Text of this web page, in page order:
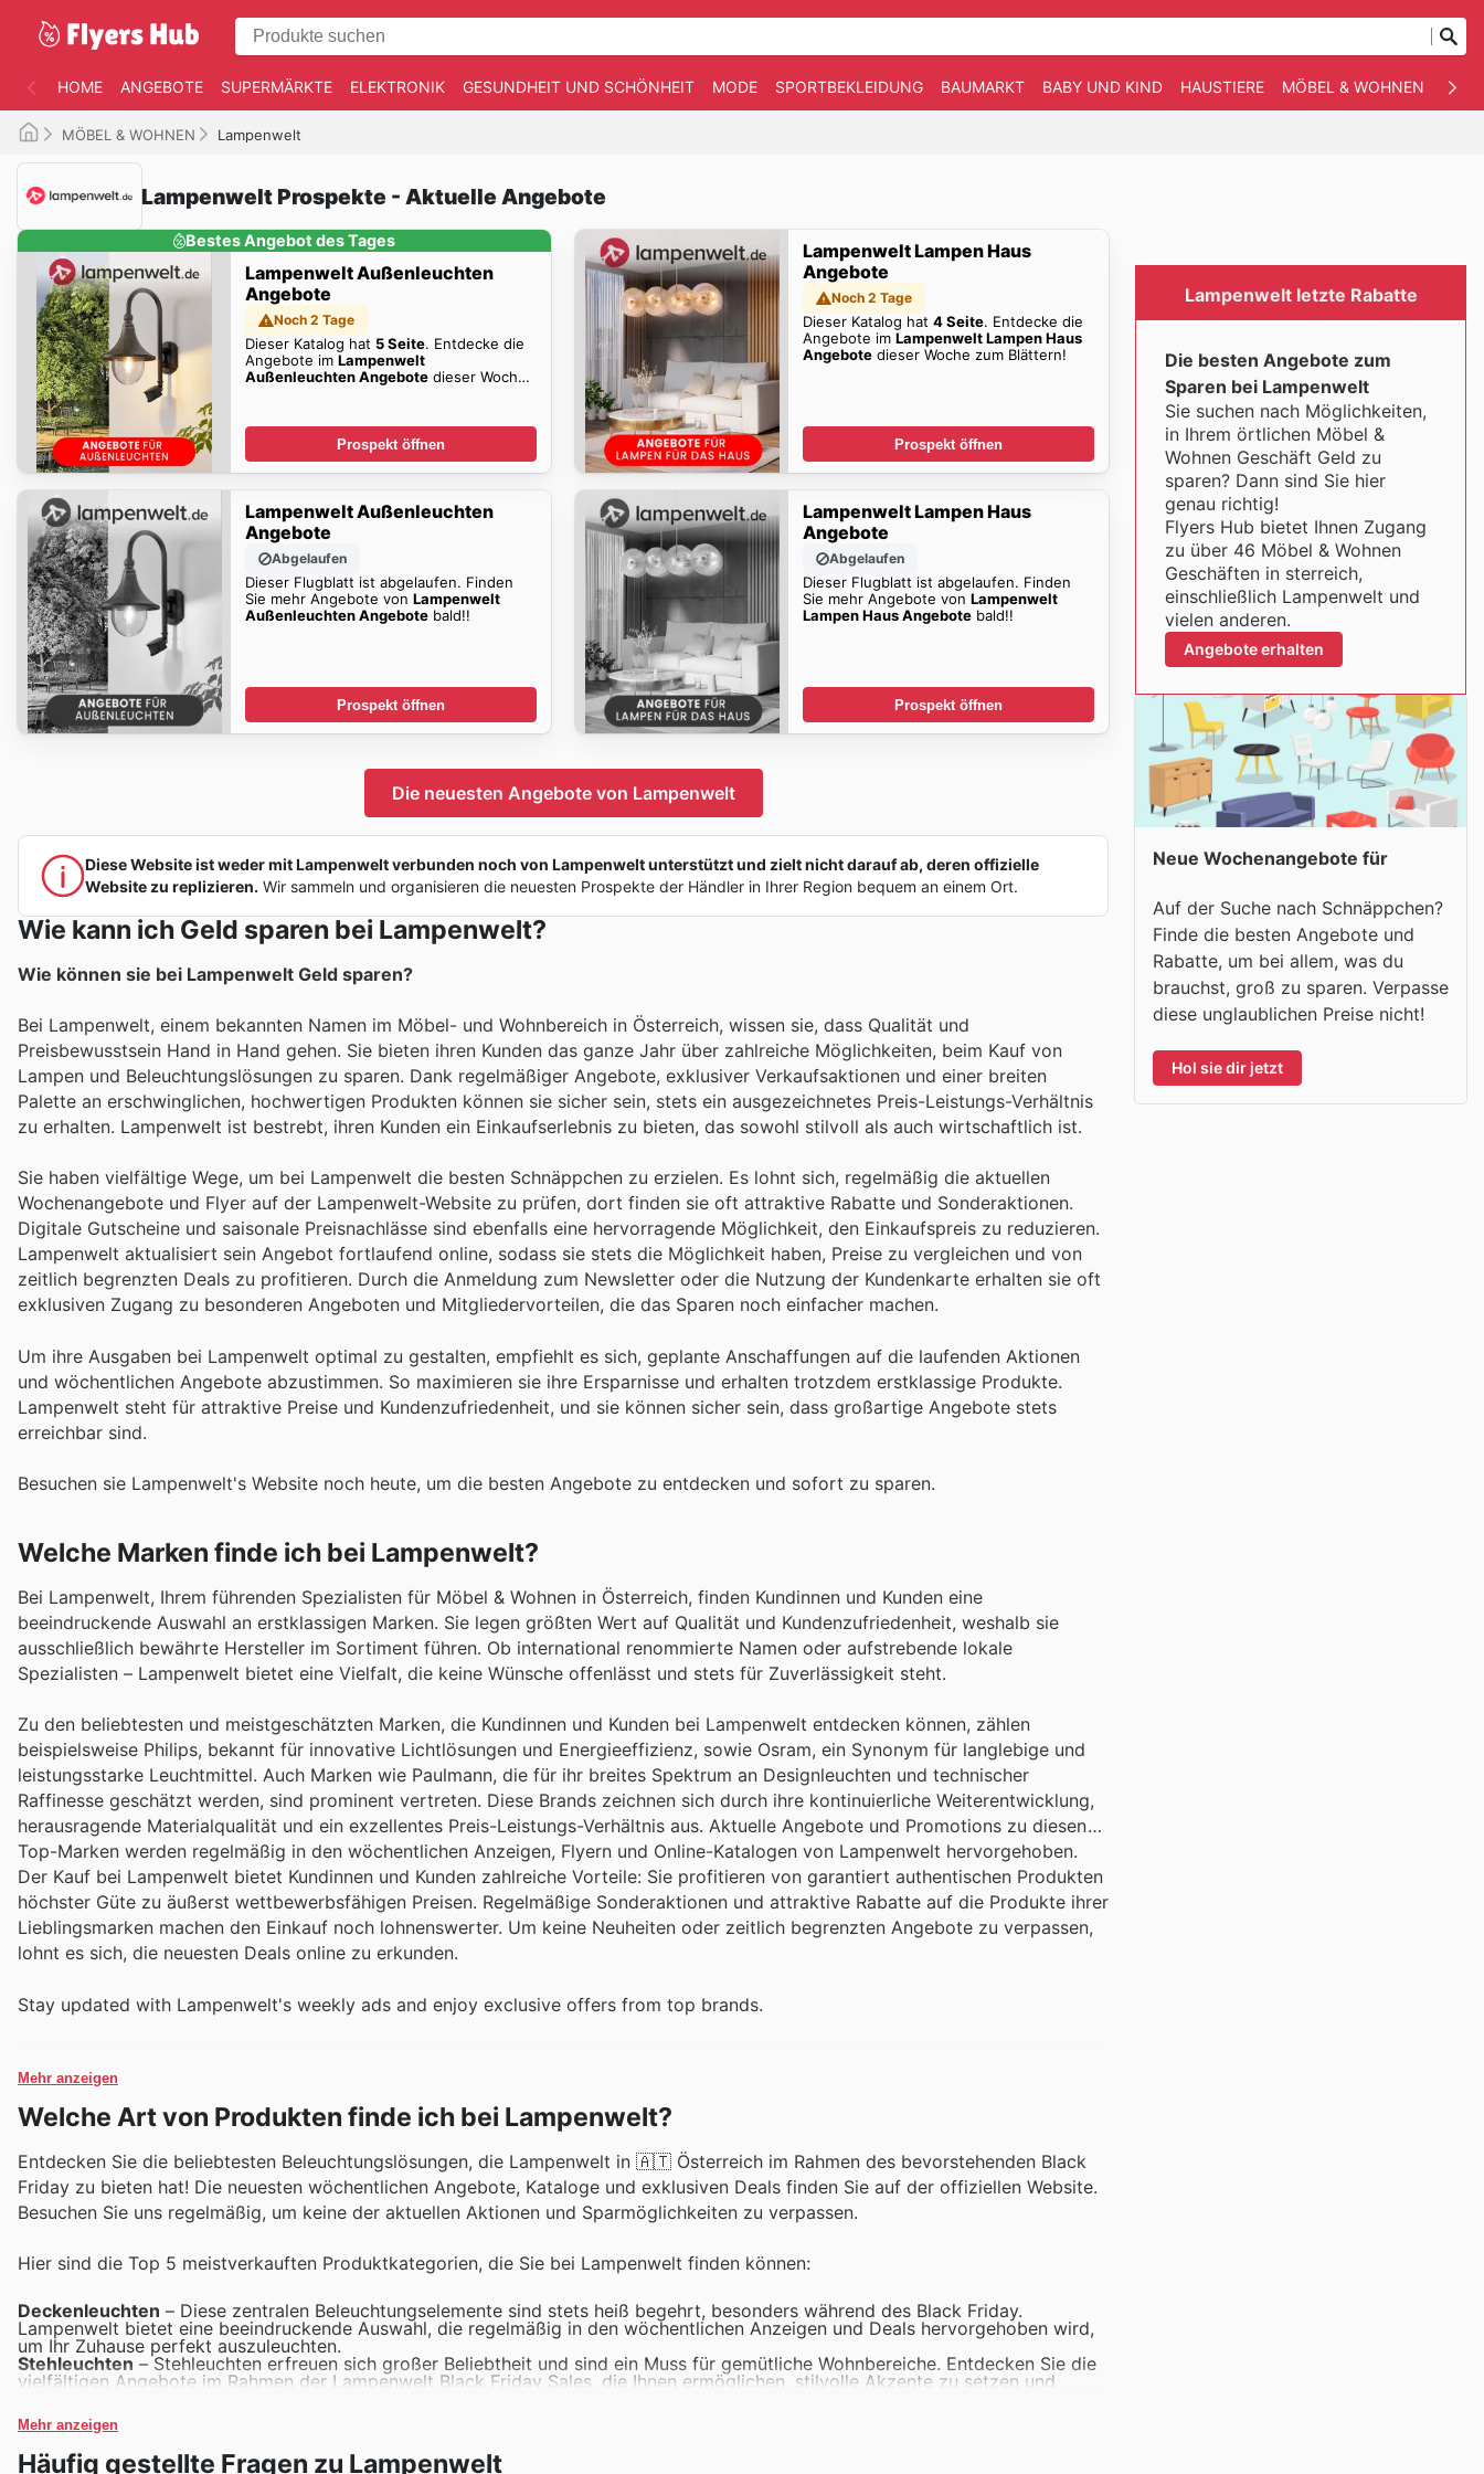
HOME ANGEBOTE SUPERMÄRKTE ELEKTRONIK GESUNDHEIT UND SCHÖNHEIT MODE SPORTBEKLEIDUNG BAUMARKT BABY UND KIND HAUSTIERE MÖBEL & WOHNEN
MÖBEL & WOHNEN Lampenwelt
Lampenwelt Prospekte - Aktuelle Angebote
Bestes Angebot des Tages
Lampenwelt Außenleuchten
Angebote
Noch 2 Tage
Dieser Katalog hat 5 Seite. Entdecke die
Angebote im Lampenwelt
Außenleuchten Angebotedieser Woche
Prospekt öffnen
Lampenwelt Lampen Haus
Angebote
Noch 2 Tage
Dieser Katalog hat4 Seite. Entdecke die
Angebote imLampenwelt Lampen Haus
Angebote dieser Woche zum Blättern!
Prospekt öffnen
Lampenwelt Außenleuchten
Angebote
Abgelaufen
Dieser Flugblatt ist abgelaufen. Finden
Sie mehr Angebote von Lampenwelt
Außenleuchten Angebotebald!!
Prospekt öffnen
Lampenwelt Lampen Haus
Angebote
Abgelaufen
Dieser Flugblatt ist abgelaufen. Finden
Sie mehr Angebote vonLampenwelt
Lampen Haus Angebote bald!!
Prospekt öffnen
Die neuesten Angebote von Lampenwelt
Diese Website ist weder mit Lampenwelt verbunden noch von Lampenwelt unterstützt und zielt nicht darauf ab, deren offizielle
Website zu replizieren. Wir sammeln und organisieren die neuesten Prospekte der Händler in Ihrer Region bequem an einem Ort.
Wie kann ich Geld sparen bei Lampenwelt?
Wie können sie bei Lampenwelt Geld sparen?
Bei Lampenwelt, einem bekannten Namen im Möbel- und Wohnbereich in Österreich, wissen sie, dass Qualität und
Preisbewusstsein Hand in Hand gehen. Sie bieten ihren Kunden das ganze Jahr über zahlreiche Möglichkeiten, beim Kauf von
Lampen und Beleuchtungslösungen zu sparen. Dank regelmäßiger Angebote, exklusiver Verkaufsaktionen und einer breiten
Palette an erschwinglichen, hochwertigen Produkten können sie sicher sein, stets ein ausgezeichnetes Preis-Leistungs-Verhältnis
zu erhalten. Lampenwelt ist bestrebt, ihren Kunden ein Einkaufserlebnis zu bieten, das sowohl stilvoll als auch wirtschaftlich ist.
Sie haben vielfältige Wege, um bei Lampenwelt die besten Schnäppchen zu erzielen. Es lohnt sich, regelmäßig die aktuellen
Wochenangebote und Flyer auf der Lampenwelt-Website zu prüfen, dort finden sie oft attraktive Rabatte und Sonderaktionen.
Digitale Gutscheine und saisonale Preisnachlässe sind ebenfalls eine hervorragende Möglichkeit, den Einkaufspreis zu reduzieren.
Lampenwelt aktualisiert sein Angebot fortlaufend online, sodass sie stets die Möglichkeit haben, Preise zu vergleichen und von
zeitlich begrenzten Deals zu profitieren. Durch die Anmeldung zum Newsletter oder die Nutzung der Kundenkarte erhalten sie oft
exklusiven Zugang zu besonderen Angeboten und Mitgliedervorteilen, die das Sparen noch einfacher machen.
Um ihre Ausgaben bei Lampenwelt optimal zu gestalten, empfiehlt es sich, geplante Anschaffungen auf die laufenden Aktionen
und wöchentlichen Angebote abzustimmen. So maximieren sie ihre Ersparnisse und erhalten trotzdem erstklassige Produkte.
Lampenwelt steht für attraktive Preise und Kundenzufriedenheit, und sie können sicher sein, dass großartige Angebote stets
erreichbar sind.
Besuchen sie Lampenwelt's Website noch heute, um die besten Angebote zu entdecken und sofort zu sparen.
Welche Marken finde ich bei Lampenwelt?
Bei Lampenwelt, Ihrem führenden Spezialisten für Möbel & Wohnen in Österreich, finden Kundinnen und Kunden eine
beeindruckende Auswahl an erstklassigen Marken. Sie legen größten Wert auf Qualität und Kundenzufriedenheit, weshalb sie
ausschließlich bewährte Hersteller im Sortiment führen. Ob international renommierte Namen oder aufstrebende lokale
Spezialisten – Lampenwelt bietet eine Vielfalt, die keine Wünsche offenlässt und stets für Zuverlässigkeit steht.
Zu den beliebtesten und meistgeschätzten Marken, die Kundinnen und Kunden bei Lampenwelt entdecken können, zählen
beispielsweise Philips, bekannt für innovative Lichtlösungen und Energieeffizienz, sowie Osram, ein Synonym für langlebige und
leistungsstarke Leuchtmittel. Auch Marken wie Paulmann, die für ihr breites Spektrum an Designleuchten und technischer
Raffinesse geschätzt werden, sind prominent vertreten. Diese Brands zeichnen sich durch ihre kontinuierliche Weiterentwicklung,
herausragende Materialqualität und ein exzellentes Preis-Leistungs-Verhältnis aus. Aktuelle Angebote und Promotions zu diesen
Top-Marken werden regelmäßig in den wöchentlichen Anzeigen, Flyern und Online-Katalogen von Lampenwelt hervorgehoben.
Der Kauf bei Lampenwelt bietet Kundinnen und Kunden zahlreiche Vorteile: Sie profitieren von garantiert authentischen Produkten
höchster Güte zu äußerst wettbewerbsfähigen Preisen. Regelmäßige Sonderaktionen und attraktive Rabatte auf die Produkte ihrer
Lieblingsmarken machen den Einkauf noch lohnenswerter. Um keine Neuheiten oder zeitlich begrenzten Angebote zu verpassen,
lohnt es sich, die neuesten Deals online zu erkunden.
Stay updated with Lampenwelt's weekly ads and enjoy exclusive offers from top brands.
Mehr anzeigen
Welche Art von Produkten finde ich bei Lampenwelt?
Entdecken Sie die beliebtesten Beleuchtungslösungen, die Lampenwelt in 🇦🇹 Österreich im Rahmen des bevorstehenden Black
Friday zu bieten hat! Die neuesten wöchentlichen Angebote, Kataloge und exklusiven Deals finden Sie auf der offiziellen Website.
Besuchen Sie uns regelmäßig, um keine der aktuellen Aktionen und Sparmöglichkeiten zu verpassen.
Hier sind die Top 5 meistverkauften Produktkategorien, die Sie bei Lampenwelt finden können:
Deckenleuchten – Diese zentralen Beleuchtungselemente sind stets heiß begehrt, besonders während des Black Friday.
Lampenwelt bietet eine beeindruckende Auswahl, die regelmäßig in den wöchentlichen Anzeigen und Deals hervorgehoben wird,
um Ihr Zuhause perfekt auszuleuchten.
Stehleuchten – Stehleuchten erfreuen sich großer Beliebtheit und sind ein Muss für gemütliche Wohnbereiche. Entdecken Sie die
vielfältigen Angebote im Rahmen der Lampenwelt Black Friday Sales, die Ihnen ermöglichen, stilvolle Akzente zu setzen und
Wandleuchten
bieten. Achten Sie auf die neuesten Lampenwelt Angebote, die diese beliebte Kategorie oft mit attraktiven Rabatten präsentieren.
Schreibtischlampen– Ideal für Arbeitszimmer und Jugendzimmer, sind Schreibtischlampen ein Kassenschlager, besonders wenn
Mehr anzeigen
Häufig gestellte Fragen zu Lampenwelt
Lampenwelt letzte Rabatte
Die besten Angebote zum
Sparen bei Lampenwelt
Sie suchen nach Möglichkeiten,
in Ihrem örtlichen Möbel &
Wohnen Geschäft Geld zu
sparen? Dann sind Sie hier
genau richtig!
Flyers Hub bietet Ihnen Zugang
zu über 46 Möbel & Wohnen
Geschäften in sterreich,
einschließlich Lampenwelt und
vielen anderen.
Angebote erhalten
Neue Wochenangebote für
Auf der Suche nach Schnäppchen?
Finde die besten Angebote und
Rabatte, um bei allem, was du
brauchst, groß zu sparen. Verpasse
diese unglaublichen Preise nicht!
Hol sie dir jetzt